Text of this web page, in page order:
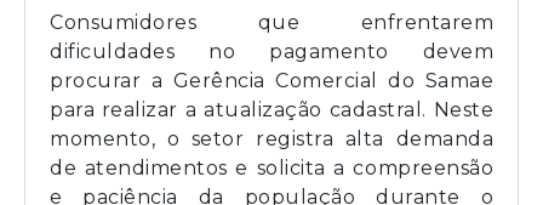
Consumidores que enfrentarem
dificuldades no pagamento devem
procurar a Gerência Comercial do Samae
para realizar a atualização cadastral. Neste
momento, o setor registra alta demanda
de atendimentos e solicita a compreensão
e paciência da população durante o